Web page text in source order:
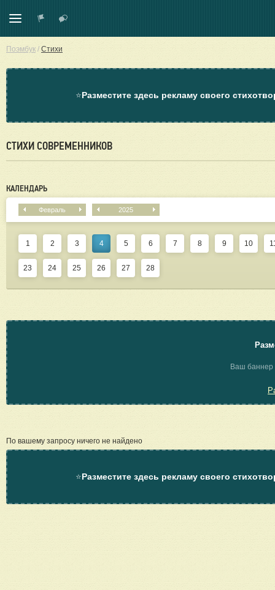
Поэмбук / Стихи
⭐Разместите здесь рекламу своего
СТИХИ СОВРЕМЕННИКОВ
КАЛЕНДАРЬ
Февраль 2025
1 2 3 4 5 6 7 8 9 10
23 24 25 26 27 28
Ваш баннер
По вашему запросу ничего не найдено
⭐Разместите здесь рекламу своего